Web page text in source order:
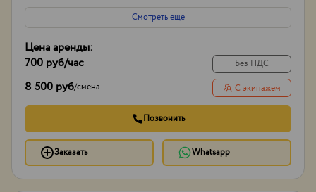
Смотреть еще
Цена аренды:
700 руб/час
8 500 руб/смена
Без НДС
С экипажем
Позвонить
Заказать Whatsapp